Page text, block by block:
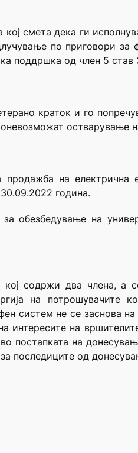
смета дека ги
по приговори
поддршка од член 5 став
краток и го
остварување
на електрична
година.
обезбедување на
кој содржи два члена, а
на потрошувачите
систем не се заснова на
на
постапката на
последиците од